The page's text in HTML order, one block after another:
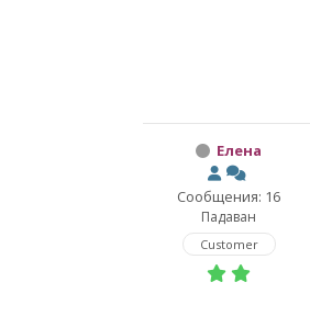
Елена
Сообщения: 16
Падаван
Customer